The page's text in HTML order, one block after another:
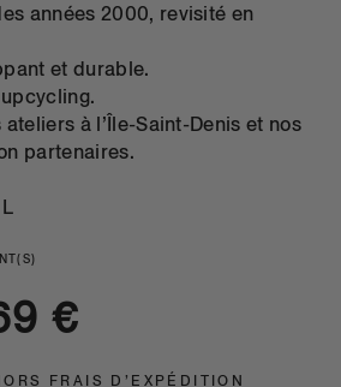
années 2000, revisité en
et durable.
à l’Île-Saint-Denis et nos
partenaires.
promotionnel
€
FRAIS D’EXPÉDITION